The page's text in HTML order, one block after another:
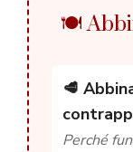
🍽️
🥩
Perché